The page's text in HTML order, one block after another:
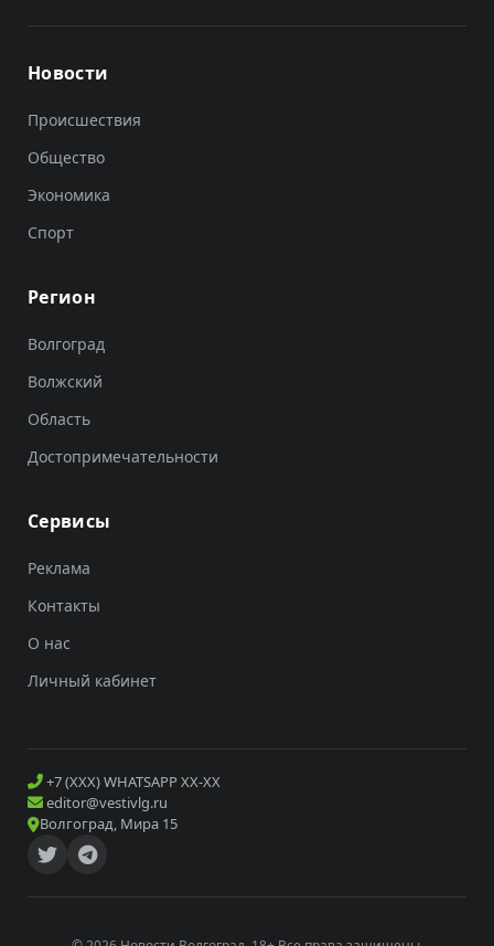
Новости
Происшествия
Общество
Экономика
Спорт
Регион
Волгоград
Волжский
Область
Достопримечательности
Сервисы
Реклама
Контакты
О нас
Личный кабинет
+7 (XXX) WHATSAPP XX-XX
editor@vestivlg.ru
Волгоград, Мира 15